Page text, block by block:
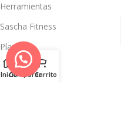
Herramientas
Sascha Fitness
Planchas
Secadores
InicioCompararCarrito